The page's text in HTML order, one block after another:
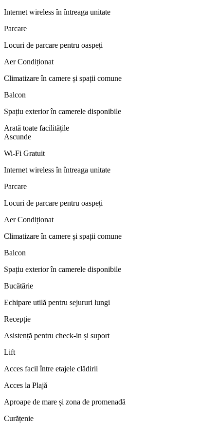
Internet wireless în întreaga unitate
Parcare
Locuri de parcare pentru oaspeți
Aer Condiționat
Climatizare în camere și spații comune
Balcon
Spațiu exterior în camerele disponibile
Arată toate facilitățile
Ascunde
Wi-Fi Gratuit
Internet wireless în întreaga unitate
Parcare
Locuri de parcare pentru oaspeți
Aer Condiționat
Climatizare în camere și spații comune
Balcon
Spațiu exterior în camerele disponibile
Bucătărie
Echipare utilă pentru sejururi lungi
Recepție
Asistență pentru check-in și suport
Lift
Acces facil între etajele clădirii
Acces la Plajă
Aproape de mare și zona de promenadă
Curățenie